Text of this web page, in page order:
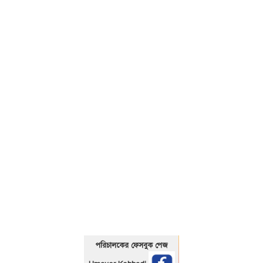
পরিচালকের ফেসবুক পেজ